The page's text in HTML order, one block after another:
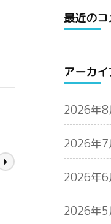
最近のコ
アーカイ
2026年8
2026年7
2026年6
2026年5